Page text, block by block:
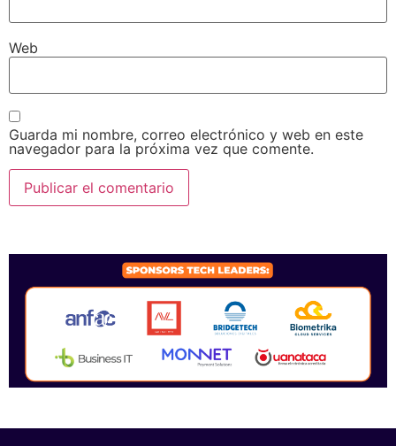
Web
Guarda mi nombre, correo electrónico y web en este
navegador para la próxima vez que comente.